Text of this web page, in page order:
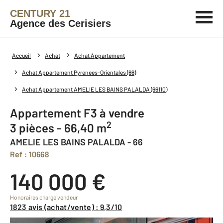
CENTURY 21
Agence des Cerisiers
Accueil Achat Achat Appartement
Achat Appartement Pyrenees-Orientales (66)
Achat Appartement AMELIE LES BAINS PALALDA (66110)
Appartement F3 à vendre
3 pièces - 66,40 m2
AMELIE LES BAINS PALALDA - 66
Ref : 10668
140 000 €
Honoraires charge vendeur
1823 avis (achat/vente) : 9,3/10